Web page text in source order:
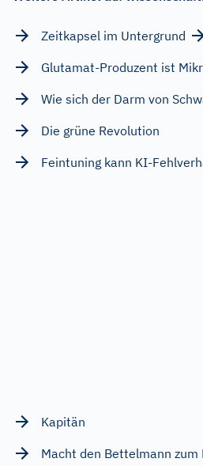
Zeitkapsel im Untergrund
Glutamat-Produzent ist
Wie sich der Darm von
Die grüne Revolution
Feintuning kann KI-
Kapitän
Macht den Bettelmann zum